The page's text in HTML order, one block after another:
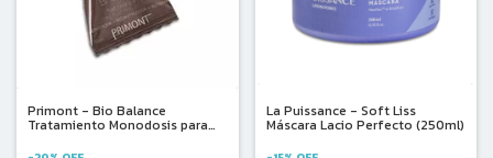
Primont - Bio Balance
Tratamiento Monodosis para
La Puissance - Soft Liss
Máscara Lacio Perfecto (250ml)